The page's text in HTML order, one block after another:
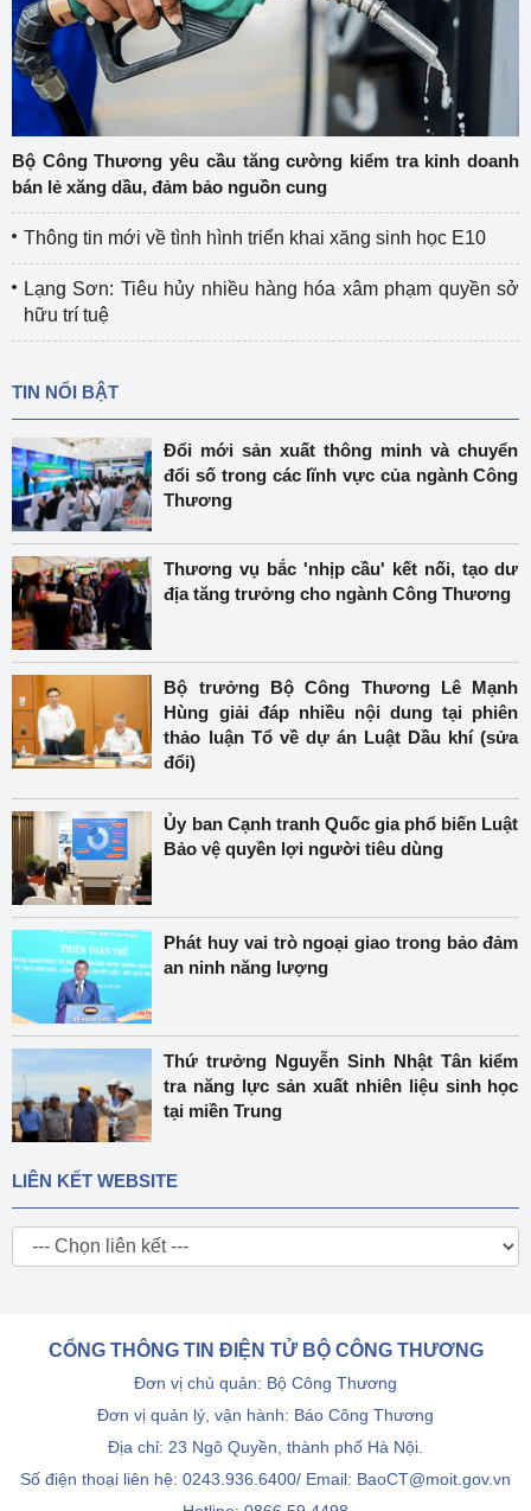
Bộ Công Thương yêu cầu tăng cường kiểm tra kinh doanh
bán lẻ xăng dầu, đảm bảo nguồn cung
Thông tin mới về tình hình triển khai xăng sinh học E10
Lạng Sơn: Tiêu hủy nhiều hàng hóa xâm phạm quyền sở
hữu trí tuệ
TIN NỔI BẬT
Đổi mới sản xuất thông minh và chuyển
đổi số trong các lĩnh vực của ngành Công
Thương
Thương vụ bắc 'nhịp cầu' kết nối, tạo dư
địa tăng trưởng cho ngành Công Thương
Bộ trưởng Bộ Công Thương Lê Mạnh
Hùng giải đáp nhiều nội dung tại phiên
thảo luận Tổ về dự án Luật Dầu khí (sửa
đổi)
Ủy ban Cạnh tranh Quốc gia phổ biến Luật
Bảo vệ quyền lợi người tiêu dùng
Phát huy vai trò ngoại giao trong bảo đảm
an ninh năng lượng
Thứ trưởng Nguyễn Sinh Nhật Tân kiểm
tra năng lực sản xuất nhiên liệu sinh học
tại miền Trung
LIÊN KẾT WEBSITE
CỔNG THÔNG TIN ĐIỆN TỬ BỘ CÔNG THƯƠNG
Đơn vị chủ quản: Bộ Công Thương
Đơn vị quản lý, vận hành: Báo Công Thương
Địa chỉ: 23 Ngô Quyền, thành phố Hà Nội.
Số điện thoại liên hệ: 0243.936.6400/ Email: BaoCT@moit.gov.vn